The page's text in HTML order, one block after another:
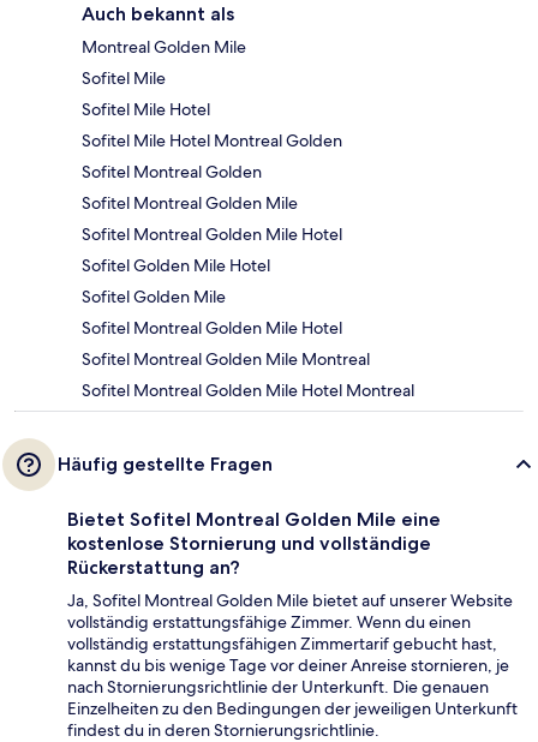
Auch bekannt als
Montreal Golden Mile
Sofitel Mile
Sofitel Mile Hotel
Sofitel Mile Hotel Montreal Golden
Sofitel Montreal Golden
Sofitel Montreal Golden Mile
Sofitel Montreal Golden Mile Hotel
Sofitel Golden Mile Hotel
Sofitel Golden Mile
Sofitel Montreal Golden Mile Hotel
Sofitel Montreal Golden Mile Montreal
Sofitel Montreal Golden Mile Hotel Montreal
Häufig gestellte Fragen
Bietet Sofitel Montreal Golden Mile eine
kostenlose Stornierung und vollständige
Rückerstattung an?
Ja, Sofitel Montreal Golden Mile bietet auf unserer Website
vollständig erstattungsfähige Zimmer. Wenn du einen
vollständig erstattungsfähigen Zimmertarif gebucht hast,
kannst du bis wenige Tage vor deiner Anreise stornieren, je
nach Stornierungsrichtlinie der Unterkunft. Die genauen
Einzelheiten zu den Bedingungen der jeweiligen Unterkunft
findest du in deren Stornierungsrichtlinie.